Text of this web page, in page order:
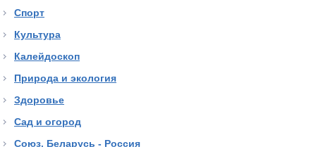
Спорт
Культура
Калейдоскоп
Природа и экология
Здоровье
Сад и огород
Союз. Беларусь - Россия